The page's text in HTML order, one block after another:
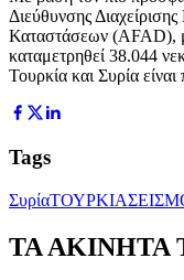
Διεύθυνσης
Καταστάσεων (AFAD),
καταμετρηθεί 38.044
Τουρκία και Συρία
Tags
ΣυρίαΤΟΥΡΚΙΑ
ΤΑ